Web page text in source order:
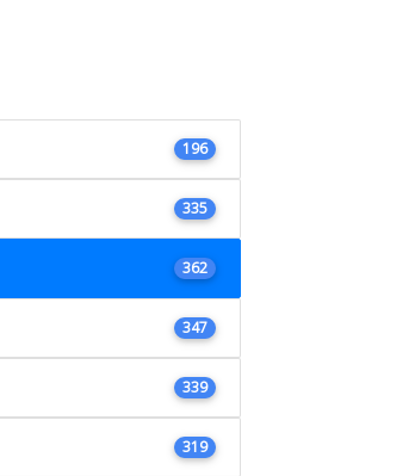
196
335
362
347
339
319